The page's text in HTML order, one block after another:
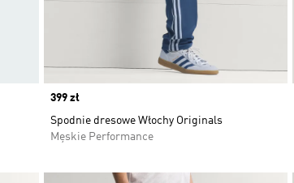
Price
399 zł
Spodnie dresowe Włochy Originals
Męskie Performance